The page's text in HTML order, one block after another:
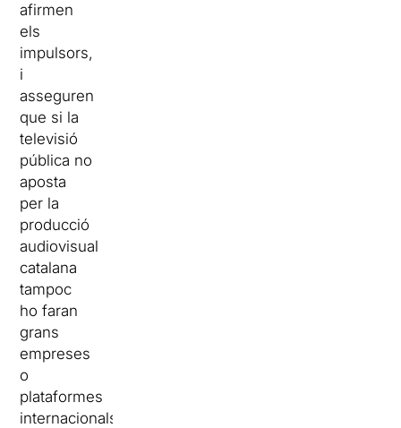
afirmen
els
impulsors,
i
asseguren
que si la
televisió
pública no
aposta
per la
producció
audiovisual
catalana
tampoc
ho faran
grans
empreses
o
plataformes
internacionals